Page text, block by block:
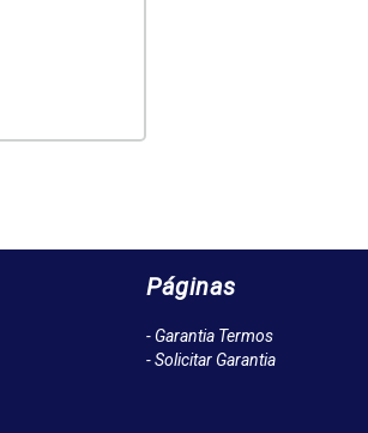
Páginas
- Garantia Termos
- Solicitar Garantia